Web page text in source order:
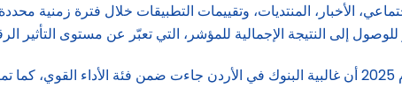
الأخبار، المنتديات، وتقييمات التطبيقات خلال فترة زمنية
إلى النتيجة الإجمالية للمؤشر، التي تعبّر عن مستوى التأثير
وأظهرت نتائج المؤشر للربع الثالث من عام 2025 أن غالبية البنوك في الأردن جاءت